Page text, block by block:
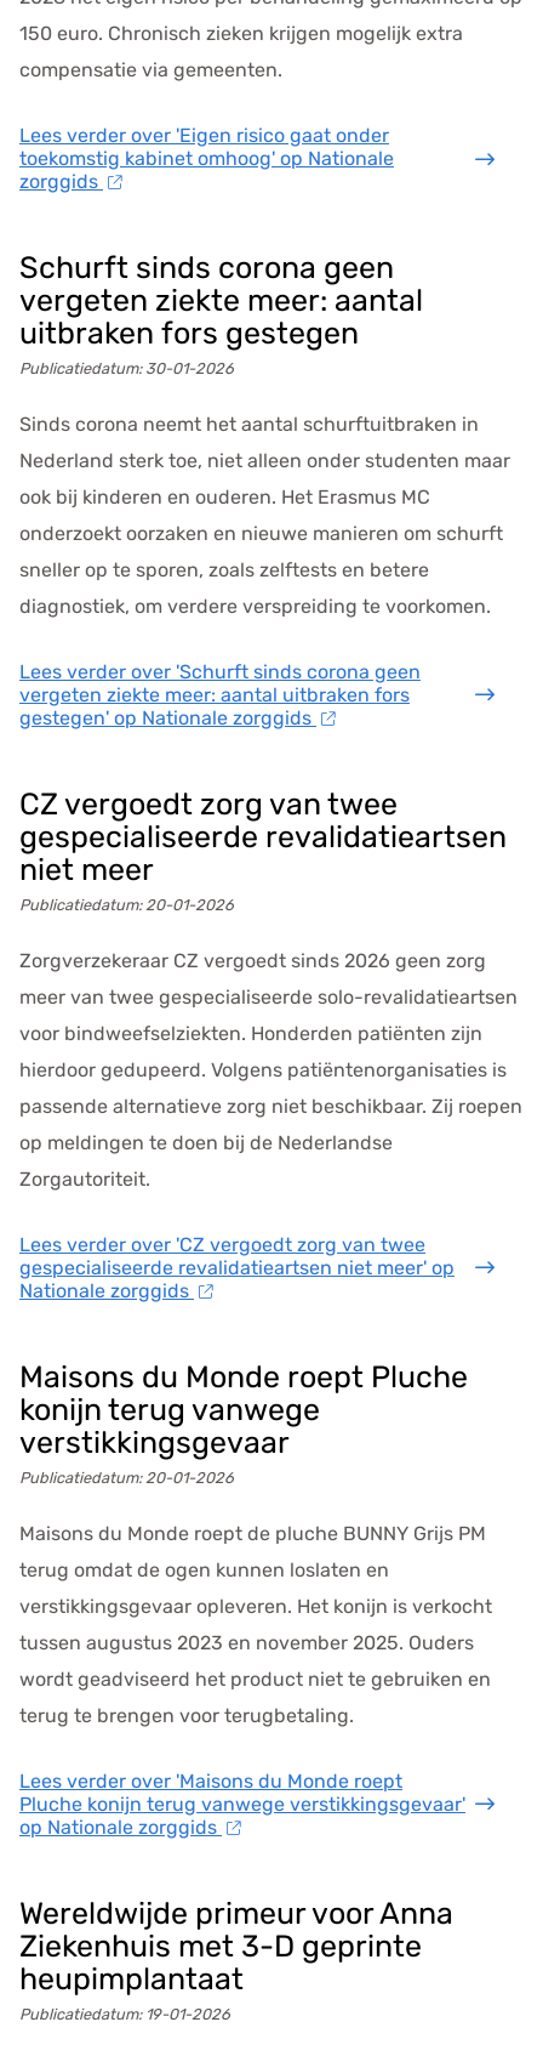
150 euro. Chronisch zieken krijgen mogelijk extra
compensatie via gemeenten.
Lees verder over 'Eigen risico gaat onder
toekomstig kabinet omhoog' op Nationale
zorggids
Schurft sinds corona geen
vergeten ziekte meer: aantal
uitbraken fors gestegen
Publicatiedatum: 30-01-2026
Sinds corona neemt het aantal schurftuitbraken in
Nederland sterk toe, niet alleen onder studenten maar
ook bij kinderen en ouderen. Het Erasmus MC
onderzoekt oorzaken en nieuwe manieren om schurft
sneller op te sporen, zoals zelftests en betere
diagnostiek, om verdere verspreiding te voorkomen.
Lees verder over 'Schurft sinds corona geen
vergeten ziekte meer: aantal uitbraken fors
gestegen' op Nationale zorggids
CZ vergoedt zorg van twee
gespecialiseerde revalidatieartsen
niet meer
Publicatiedatum: 20-01-2026
Zorgverzekeraar CZ vergoedt sinds 2026 geen zorg
meer van twee gespecialiseerde solo-revalidatieartsen
voor bindweefselziekten. Honderden patiënten zijn
hierdoor gedupeerd. Volgens patiëntenorganisaties is
passende alternatieve zorg niet beschikbaar. Zij roepen
op meldingen te doen bij de Nederlandse
Zorgautoriteit.
Lees verder over 'CZ vergoedt zorg van twee
gespecialiseerde revalidatieartsen niet meer' op
Nationale zorggids
Maisons du Monde roept Pluche
konijn terug vanwege
verstikkingsgevaar
Publicatiedatum: 20-01-2026
Maisons du Monde roept de pluche BUNNY Grijs PM
terug omdat de ogen kunnen loslaten en
verstikkingsgevaar opleveren. Het konijn is verkocht
tussen augustus 2023 en november 2025. Ouders
wordt geadviseerd het product niet te gebruiken en
terug te brengen voor terugbetaling.
Lees verder over 'Maisons du Monde roept
Pluche konijn terug vanwege verstikkingsgevaar'
op Nationale zorggids
Wereldwijde primeur voor Anna
Ziekenhuis met 3-D geprinte
heupimplantaat
Publicatiedatum: 19-01-2026